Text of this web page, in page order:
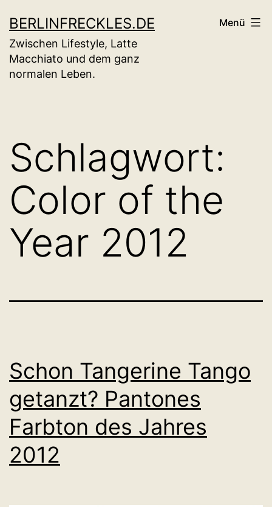
Inhalt
springen
BERLINFRECKLES.DE
Zwischen Lifestyle, Latte
Macchiato und dem ganz
normalen Leben.
Menü
Schlagwort:
Color of the
Year 2012
Schon Tangerine Tango
getanzt? Pantones
Farbton des Jahres
2012